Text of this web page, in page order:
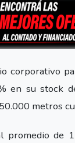
corporativo
en su stock
metros
promedio de